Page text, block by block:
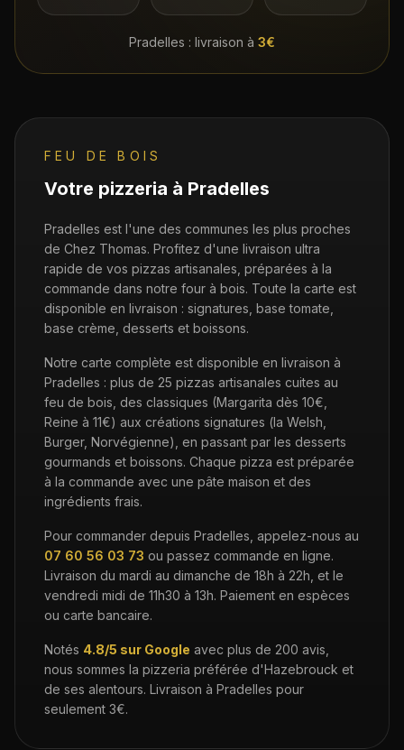
Pradelles : livraison à 3€
FEU DE BOIS
Votre pizzeria à Pradelles
Pradelles est l'une des communes les plus proches
de Chez Thomas. Profitez d'une livraison ultra
rapide de vos pizzas artisanales, préparées à la
commande dans notre four à bois. Toute la carte est
disponible en livraison : signatures, base tomate,
base crème, desserts et boissons.
Notre carte complète est disponible en livraison à
Pradelles : plus de 25 pizzas artisanales cuites au
feu de bois, des classiques (Margarita dès 10€,
Reine à 11€) aux créations signatures (la Welsh,
Burger, Norvégienne), en passant par les desserts
gourmands et boissons. Chaque pizza est préparée
à la commande avec une pâte maison et des
ingrédients frais.
Pour commander depuis Pradelles , appelez-nous au
07 60 56 03 73 ou passez commande en ligne.
Livraison du mardi au dimanche de 18h à 22h, et le
vendredi midi de 11h30 à 13h. Paiement en espèces
ou carte bancaire.
Notés 4.8/5 sur Google avec plus de 200 avis,
nous sommes la pizzeria préférée d'Hazebrouck et
de ses alentours. Livraison à Pradelles pour
seulement 3€.